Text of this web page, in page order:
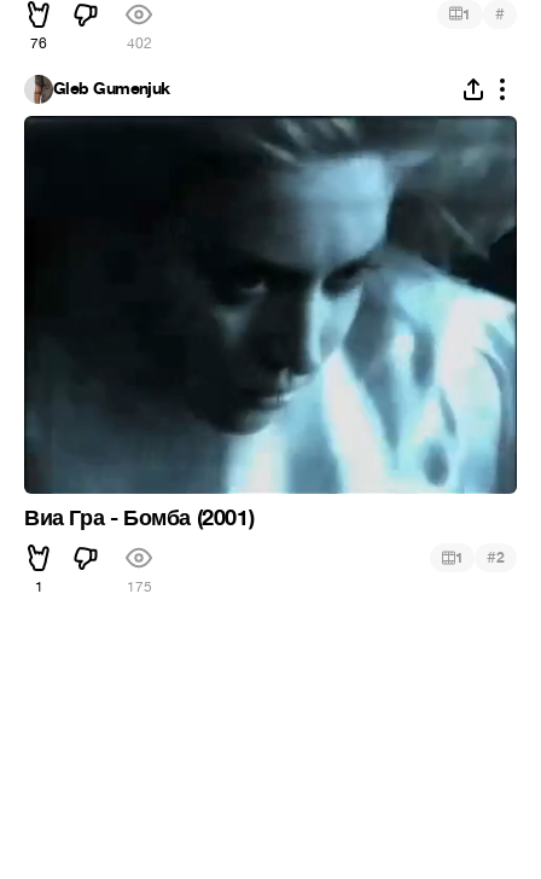
76 402
1 #
Gleb Gumenjuk
Виа Гра - Бомба (2001)
1 175
1 #2